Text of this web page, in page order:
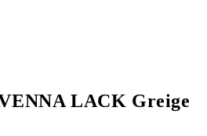
LACK Greige